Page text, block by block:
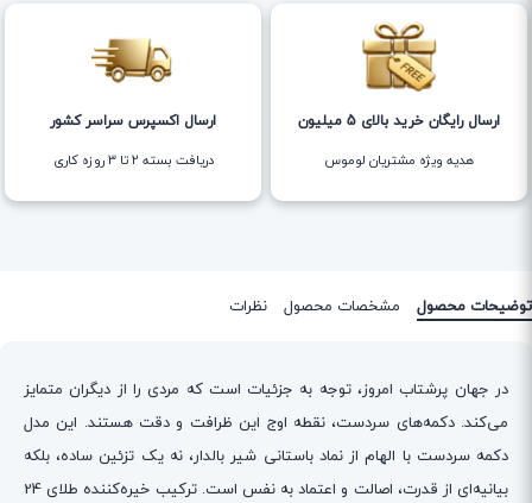
ارسال رایگان خرید بالای 5 میلیون
هدیه ویژه مشتریان لوموس
ارسال اکسپرس سراسر کشور
دریافت بسته ۲ تا ۳ روزه کاری
توضیحات محصول مشخصات محصول نظرات
در جهان پرشتاب امروز، توجه به جزئیات است که مردی را از دیگران متمایز
می‌کند. دکمه‌های سردست، نقطه اوج این ظرافت و دقت هستند. این مدل
دکمه سردست با الهام از نماد باستانی شیر بالدار، نه یک تزئین ساده، بلکه
بیانیه‌ای از قدرت، اصالت و اعتماد به نفس است. ترکیب خیره‌کننده طلای 24